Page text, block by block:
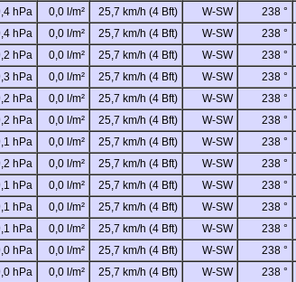
hPa 0,0 l/m² 25,7 km/h (4 Bft) W-SW 238 °
hPa 0,0 l/m² 25,7 km/h (4 Bft) W-SW 238 °
hPa 0,0 l/m² 25,7 km/h (4 Bft) W-SW 238 °
hPa 0,0 l/m² 25,7 km/h (4 Bft) W-SW 238 °
hPa 0,0 l/m² 25,7 km/h (4 Bft) W-SW 238 °
hPa 0,0 l/m² 25,7 km/h (4 Bft) W-SW 238 °
hPa 0,0 l/m² 25,7 km/h (4 Bft) W-SW 238 °
hPa 0,0 l/m² 25,7 km/h (4 Bft) W-SW 238 °
hPa 0,0 l/m² 25,7 km/h (4 Bft) W-SW 238 °
hPa 0,0 l/m² 25,7 km/h (4 Bft) W-SW 238 °
hPa 0,0 l/m² 25,7 km/h (4 Bft) W-SW 238 °
hPa 0,0 l/m² 25,7 km/h (4 Bft) W-SW 238 °
hPa 0,0 l/m² 25,7 km/h (4 Bft) W-SW 238 °